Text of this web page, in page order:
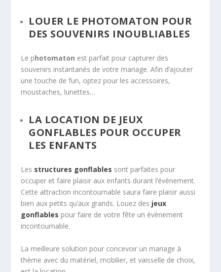
LOUER LE PHOTOMATON POUR
DES SOUVENIRS INOUBLIABLES
Le photomaton est parfait pour capturer des
souvenirs instantanés de votre mariage. Afin d’ajouter
une touche de fun, optez pour les accessoires,
moustaches, lunettes…
LA LOCATION DE JEUX
GONFLABLES POUR OCCUPER
LES ENFANTS
Les structures gonflables sont parfaites pour
occuper et faire plaisir aux enfants durant l’évènement.
Cette attraction incontournable saura faire plaisir aussi
bien aux petits qu’aux grands. Louez des jeux
gonflables pour faire de votre fête un évènement
incontournable.
La meilleure solution pour concevoir un mariage à
thème avec du matériel, mobilier, et vaisselle de choix,